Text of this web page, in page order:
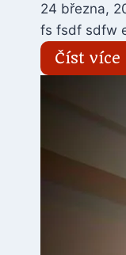
24 března,
fs fsdf sdfw
Číst více